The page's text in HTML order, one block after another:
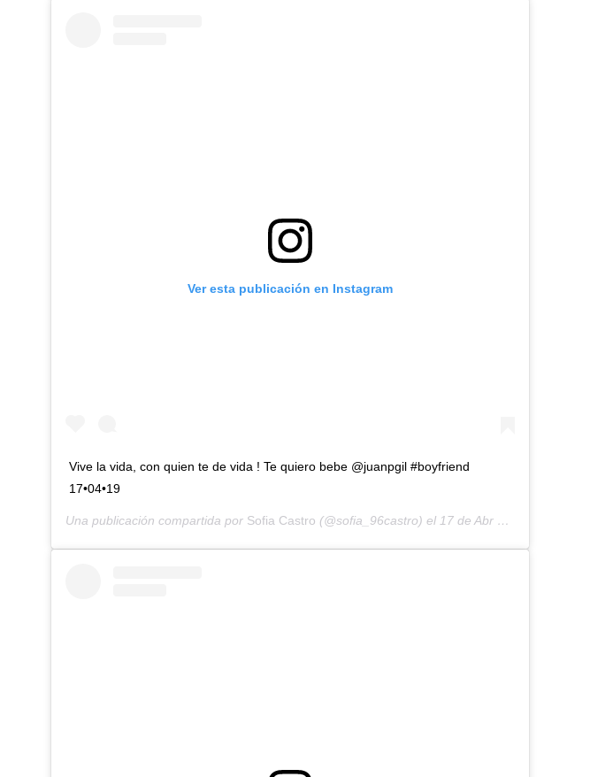
Ver esta publicación en Instagram
Vive la vida, con quien te de vida ! Te quiero bebe @juanpgil #boyfriend
17•04•19
Una publicación compartida por Sofia Castro (@sofia_96castro) el 17 de Abr de 2019 a las 8:07 PDT